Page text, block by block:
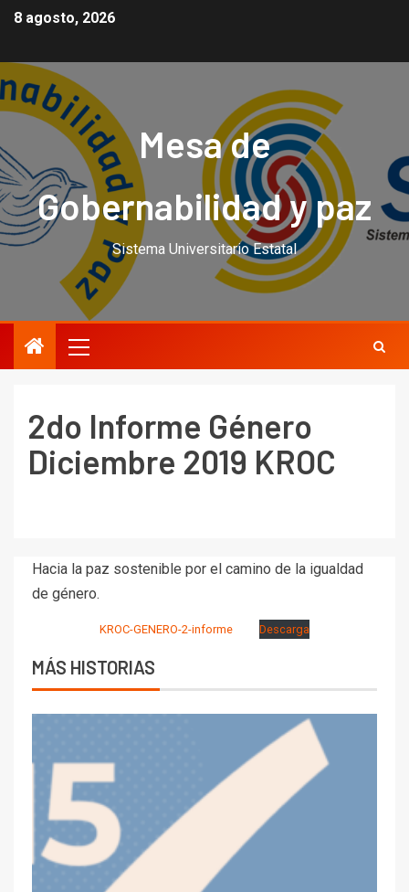
8 agosto, 2026
Mesa de
Gobernabilidad y paz
Sistema Universitario Estatal
2do Informe Género
Diciembre 2019 KROC
Hacia la paz sostenible por el camino de la igualdad
de género.
KROC-GENERO-2-informe Descarga
MÁS HISTORIAS